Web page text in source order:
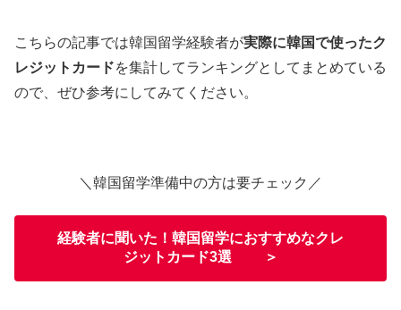
こちらの記事では韓国留学経験者が実際に韓国で使ったク
レジットカードを集計してランキングとしてまとめている
ので、ぜひ参考にしてみてください。
＼韓国留学準備中の方は要チェック／
経験者に聞いた！韓国留学におすすめなクレ
ジットカード3選 ＞